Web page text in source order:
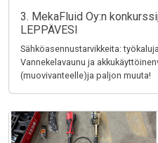
3. MekaFluid Oy:n
LEPPÄVESI
Sähköasennustarvikkeita:
Vannekelavaunu ja
(muovivanteelle)ja paljon muuta!